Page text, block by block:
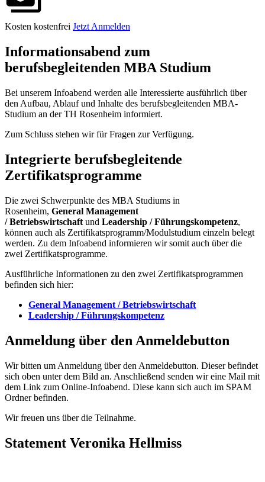
Kosten kostenfrei Jetzt Anmelden
Informationsabend zum
berufsbegleitenden MBA Studium
Bei unserem Infoabend werden alle Interessierte ausführlich über
den Aufbau, Ablauf und Inhalte des berufsbegleitenden MBA-
Studium an der TH Rosenheim informiert.
Zum Schluss stehen wir für Fragen zur Verfügung.
Integrierte berufsbegleitende
Zertifikatsprogramme
Die zwei Schwerpunkte des MBA Studiums in
Rosenheim, General Management
/ Betriebswirtschaft und Leadership / Führungskompetenz,
können auch als Zertifikatsprogramm/Modulstudium einzeln belegt
werden. Zu dem Infoabend informieren wir somit auch über die
zwei Zertifikatsprogramme.
Ausführliche Informationen zu den zwei Zertifikatsprogrammen
befinden sich hier:
General Management / Betriebswirtschaft
Leadership / Führungskompetenz
Anmeldung über den Anmeldebutton
Wir bitten um Anmeldung über den Anmeldebutton. Dieser befindet
sich oben unter dem Bild an. Anschließend senden wir eine Mail mit
dem Link zum Online-Infoabend. Diese kann sich auch im SPAM
Ordner befinden.
Wir freuen uns über die Teilnahme.
Statement Veronika Hellmiss